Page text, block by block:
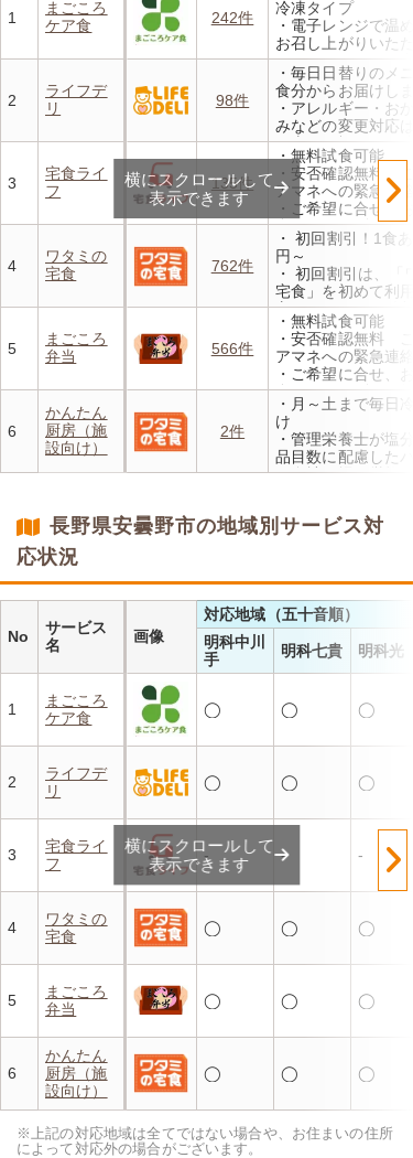
1
まごころ
ケア食
242件
冷凍タイプ
・電子レンジで温
お召し上がりいただ
・メニューの組み
理栄養士にお任せ
・定期は通常価格
んと20％OFF！
2
ライフデ
リ
98件
・毎日日替りのメ
食分からお届けしま
・アレルギー・お
みなどの変更対応は
・土日、祝日も配達
（お正月三が日の
・安否確認ももち
す
3
宅食ライ
フ
135件
・無料試食可能
・安否確認無料 ご
アマネへの緊急連絡
・ご希望に合せ、
食、アレルギーに無
・1回だけ、1食だ
もOK
4
ワタミの
宅食
762件
・ 初回割引！1食
円～
・ 初回割引は、「
宅食」を初めて利用
方、または6か月以
お休みされている
なります。※「好
ず」「好い日の御
外
・香り、風味、食
るよう冷蔵でお届け
・日替わりの献立
らご利用可能
5
まごころ
弁当
566件
・無料試食可能
・安否確認無料 ご
アマネへの緊急連絡
・ご希望に合せ、
食、アレルギーに無
・1回だけ、1食だ
もOK
6
かんたん
厨房（施
設向け）
2件
・月～土まで毎日
け
・管理栄養士が塩
品目数に配慮した
・自社工場で厳格
減を実現！温める
横にスクロールして
表示できます
長野県安曇野市の地域別サービス対
応状況
No
サービス
名
画像
対応地域（五十音順）
明科中川
手
明科七貴 明科光
1
まごころ
ケア食
◯ ◯ ◯
2
ライフデ
リ
◯ ◯ ◯
3
宅食ライ
フ
- - -
4
ワタミの
宅食
◯ ◯ ◯
5
まごころ
弁当
◯ ◯ ◯
6
かんたん
厨房（施
設向け）
◯ ◯ ◯
横にスクロールして
表示できます
※上記の対応地域は全てではない場合や、お住まいの住所
によって対応外の場合がございます。